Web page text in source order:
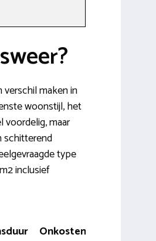
verschil maken in
woonstijl, het
voordelig, maar
schitterend
type
inclusief
Onkosten